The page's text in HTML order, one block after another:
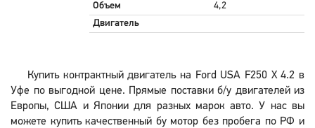
Объем
4,2
Двигатель
Купить контрактный двигатель на Ford USA F250 X 4.2 в
Уфе по выгодной цене. Прямые поставки б/у двигателей из
Европы, США и Японии для разных марок авто. У нас вы
можете купить качественный бу мотор без пробега по РФ и